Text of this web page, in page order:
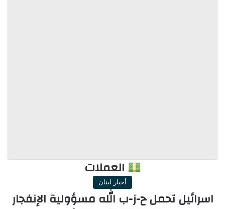
العملات
أخبار لبنان
اسرائيل تحمل ح-ز-ب الله مسؤولية الإنفجار